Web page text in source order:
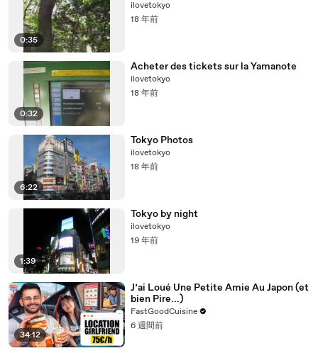
0:35
ilovetokyo
18 年前
0:32
Acheter des tickets sur la Yamanote
ilovetokyo
18 年前
6:22
Tokyo Photos
ilovetokyo
18 年前
1:39
Tokyo by night
ilovetokyo
19 年前
34:12
J’ai Loué Une Petite Amie Au Japon (et
bien Pire...)
FastGoodCuisine
6 週間前